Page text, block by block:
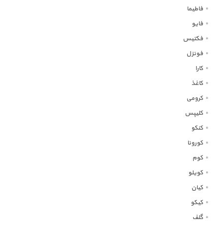
فاطیما
فایو
فکتیس
فونزل
کارا
کاغذ
کرومی
کلیپس
کنکو
کورونا
کوم
کویلو
کیان
کیکو
گلف